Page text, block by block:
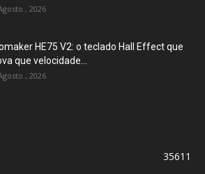
, 2026
HE75 V2: o teclado Hall Effect que
que velocidade...
, 2026
35611